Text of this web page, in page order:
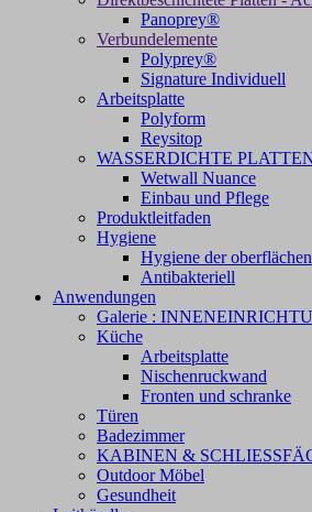
Panoprey®
Verbundelemente
Polyprey®
Signature Individuell
Arbeitsplatte
Polyform
Reysitop
WASSERDICHTE
Wetwall Nuance
Einbau und Pflege
Produktleitfaden
Hygiene
Hygiene der oberflächen
Antibakteriell
Anwendungen
Galerie :
Küche
Arbeitsplatte
Nischenruckwand
Fronten und schranke
Türen
Badezimmer
KABINEN &
Outdoor Möbel
Gesundheit